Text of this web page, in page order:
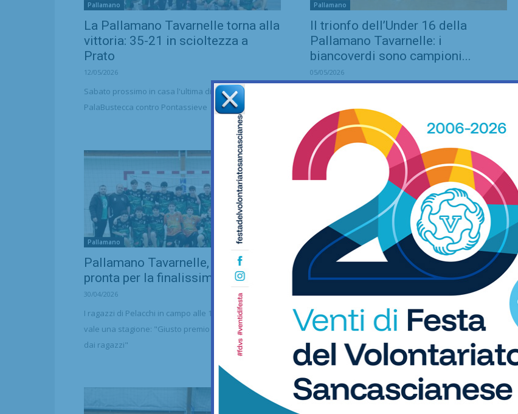
Pallamano
La Pallamano Tavarnelle torna alla
vittoria: 35-21 in scioltezza a
Prato
12/05/2026
Sabato prossimo in casa l'ultima di campionato
PalaBustecca contro Pontassieve
Pallamano
Il trionfo dell’Under 16 della
Pallamano Tavarnelle: i
biancoverdi sono campioni...
05/05/2026
ragazzi di Pelacchi affronteranno le finali nazionali
per lo scudetto di categoria
Pallamano
Pallamano Tavarnelle, la Under 16
pronta per la finalissima per il...
30/04/2026
I ragazzi di Pelacchi in campo alle 17 per il match che
vale una stagione: "Giusto premio per il lavoro svolto
dai ragazzi"
Pallamano
Pallamano Tavarnelle, l’impresa
dell’Under 16: super rimonta e
qualificazione alla finale...
21/04/2026
Sabato scorso al PalaBustecca di Barberino si sono
svolte le semifinali del campionato regionale U16:
adesso appuntamento al 3 maggio contro Medicea